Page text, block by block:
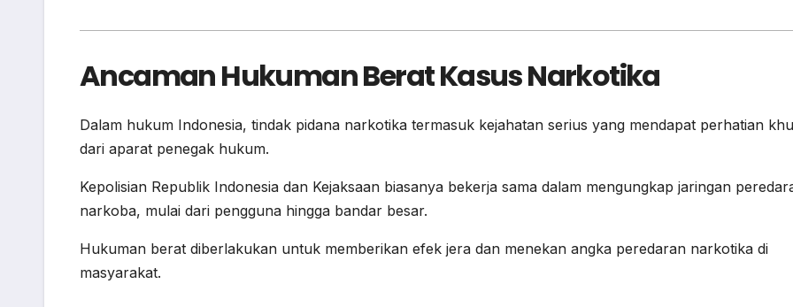
Ancaman Hukuman Berat Kasus Narkotika
Dalam hukum Indonesia, tindak pidana narkotika termasuk kejahatan serius yang mendapat perhatian
dari aparat penegak hukum.
Kepolisian Republik Indonesia dan Kejaksaan biasanya bekerja sama dalam mengungkap jaringan
narkoba, mulai dari pengguna hingga bandar besar.
Hukuman berat diberlakukan untuk memberikan efek jera dan menekan angka peredaran narkotika di
masyarakat.